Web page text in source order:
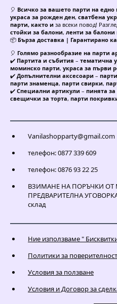
🎈 Всичко за вашето парти на едно
украса за рожден ден, сватбена
парти, както и за всеки повод!
стойки за балони, ленти за балони
📦 Бърза доставка | Гарантирано
🎈 Голямо разнообразие на парти
✔️ Партита и събития – тематична
моминско парти, украса за първи
✔️ Допълнителни аксесоари –
парти знаменца, парти свирки,
✔️ Специални артикули – пинята за
свещички за торта, парти
Vanilashopparty@gmail.com
телефон: 0877 339 609
телефон: 0876 93 22 25
ВЗИМАНЕ НА ПОРЪЧКИ ОТ
ПРЕДВАРИТЕЛНА
склад
Ние използваме "
Политики за поверителност
Условия за ползване
Условия и Договор за